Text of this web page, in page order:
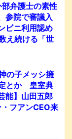
弁護士の素性
参院で審議入
ビニ利用認め
え続ける「世
の子メッシ擁
とか 皇室典
能】山田五郎
フアンCEO来